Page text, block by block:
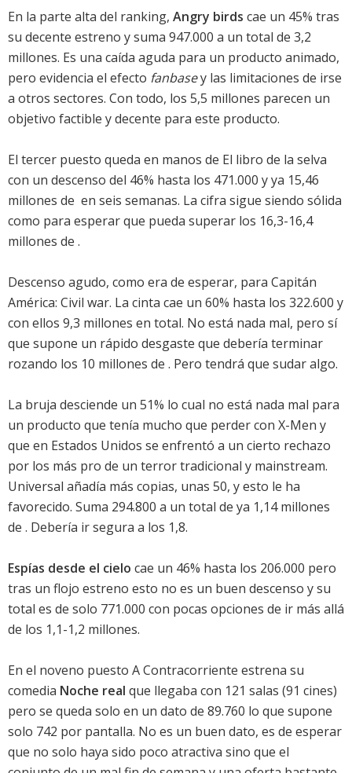
En la parte alta del ranking, Angry birds cae un 45% tras
su decente estreno y suma 947.000 a un total de 3,2
millones. Es una caída aguda para un producto animado,
pero evidencia el efecto fanbasey las limitaciones de irse
a otros sectores. Con todo, los 5,5 millones parecen un
objetivo factible y decente para este producto.
El tercer puesto queda en manos de El libro de la selva
con un descenso del 46% hasta los 471.000 y ya 15,46
millones de  en seis semanas. La cifra sigue siendo sólida
como para esperar que pueda superar los 16,3-16,4
millones de .
Descenso agudo, como era de esperar, para Capitán
América: Civil war. La cinta cae un 60% hasta los 322.600 y
con ellos 9,3 millones en total. No está nada mal, pero sí
que supone un rápido desgaste que debería terminar
rozando los 10 millones de . Pero tendrá que sudar algo.
La bruja desciende un 51% lo cual no está nada mal para
un producto que tenía mucho que perder con X-Men y
que en Estados Unidos se enfrentó a un cierto rechazo
por los más pro de un terror tradicional y mainstream.
Universal añadía más copias, unas 50, y esto le ha
favorecido. Suma 294.800 a un total de ya 1,14 millones
de . Debería ir segura a los 1,8.
Espías desde el cielo cae un 46% hasta los 206.000 pero
tras un flojo estreno esto no es un buen descenso y su
total es de solo 771.000 con pocas opciones de ir más allá
de los 1,1-1,2 millones.
En el noveno puesto A Contracorriente estrena su
comedia Noche real que llegaba con 121 salas (91 cines)
pero se queda solo en un dato de 89.760 lo que supone
solo 742 por pantalla. No es un buen dato, es de esperar
que no solo haya sido poco atractiva sino que el